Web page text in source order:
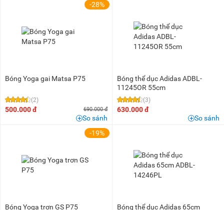
-28%
Bóng Yoga gai Matsa P75
(2)
500.000 đ 690.000 đ
So sánh
Bóng thể dục Adidas ADBL-
11245OR 55cm
(3)
630.000 đ
So sánh
-19%
Bóng Yoga trơn GS P75
Bóng thể dục Adidas 65cm